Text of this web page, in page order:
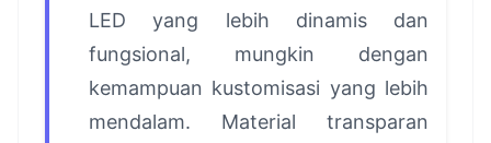
LED yang lebih dinamis dan
fungsional, mungkin dengan
kemampuan kustomisasi yang lebih
mendalam. Material transparan